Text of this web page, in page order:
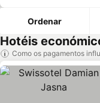
Ordenar
Hotéis
Como os pagamentos